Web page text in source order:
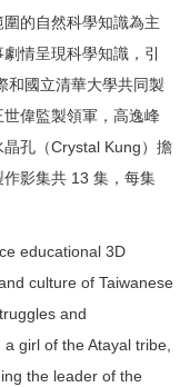
的自然科學知識為主
情呈現科學知識，引
和國立清華大學共同製
偉監製領軍，高逸峰
孔（Crystal Kung）擔
影集共 13 集，每集
educational 3D
culture of Taiwanese
and
girl of the Atayal tribe,
the leader of the